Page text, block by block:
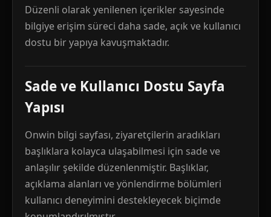
Düzenli olarak yenilenen içerikler sayesinde
bilgiye erişim süreci daha sade, açık ve kullanıcı
dostu bir yapıya kavuşmaktadır.
Sade ve Kullanıcı Dostu Sayfa
Yapısı
Onwin bilgi sayfası, ziyaretçilerin aradıkları
başlıklara kolayca ulaşabilmesi için sade ve
anlaşılır şekilde düzenlenmiştir. Başlıklar,
açıklama alanları ve yönlendirme bölümleri
kullanıcı deneyimini destekleyecek biçimde